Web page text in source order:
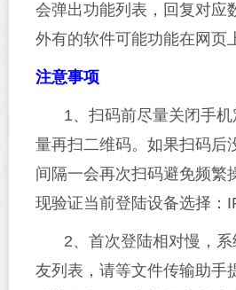
会弹出功能列表，回复对应
外有的软件可能功能在网页
注意事项
1、扫码前尽量关闭手
量再扫二维码。如果扫码后
间隔一会再次扫码避免频繁
现验证当前登陆设备选择：
2、首次登陆相对慢，
友列表，请等文件传输助手